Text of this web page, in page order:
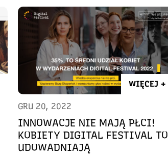
WIĘCEJ +
GRU 20, 2022
INNOWACJE NIE MAJĄ PŁCI!
KOBIETY DIGITAL FESTIVAL TO
UDOWADNIAJĄ